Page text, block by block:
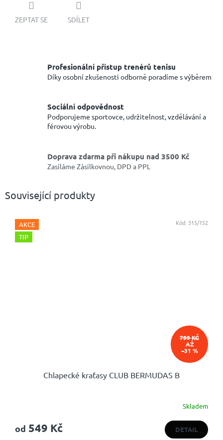
ZEPTAT SE SDÍLET
Profesionální přístup trenérů tenisu
Díky osobní zkušenosti odborně poradíme s výběrem
Sociální odpovědnost
Podporujeme sportovce, udržitelnost, vzdělávání a
férovou výrobu.
Doprava zdarma při nákupu nad 3500 Kč
Zasíláme Zásilkovnou, DPD a PPL
Související produkty
AKCE
TIP
799 KČ
AŽ
–31 %
Chlapecké kraťasy CLUB BERMUDAS B
Skladem
od 549 Kč DETAIL
Kód: 315/152